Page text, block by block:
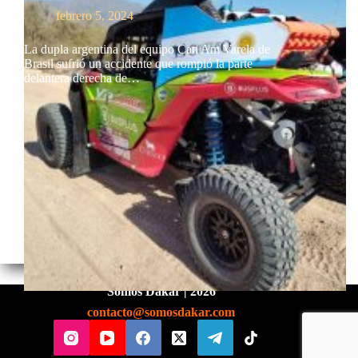
febrero 5, 2024
La dupla argentina del equipo Can Am Varela de
Brasil sufrió un accidente que rompió la parte
delantera derecha de…
Somos Dakar | 2026
contacto@somosdakar.com